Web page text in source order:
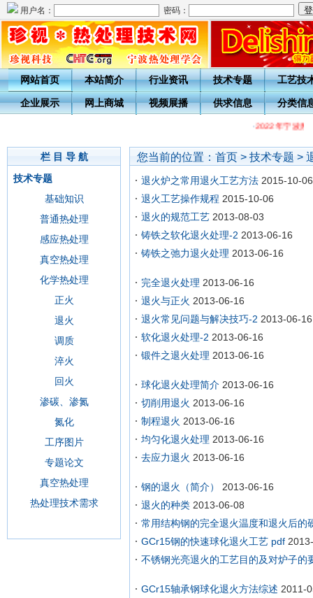
用户名： 密码：
网站首页 本站简介 行业资讯 技术专题 工艺技
企业展示 网上商城 视频展播 供求信息 分类信
·2022年宁波热
栏 目 导 航
技术专题
基础知识
普通热处理
感应热处理
真空热处理
化学热处理
正火
退火
调质
淬火
回火
渗碳、渗氮
氮化
工序图片
专题论文
真空热处理
热处理技术需求
您当前的位置： 首页 > 技术专题 >
退火炉之常用退火工艺方法 2015-10-06
退火工艺操作规程 2015-10-06
退火的规范工艺 2013-08-03
铸铁之软化退火处理-2 2013-06-16
铸铁之弛力退火处理 2013-06-16
完全退火处理 2013-06-16
退火与正火 2013-06-16
退火常见问题与解决技巧-2 2013-06-16
软化退火处理-2 2013-06-16
锻件之退火处理 2013-06-16
球化退火处理简介 2013-06-16
切削用退火 2013-06-16
制程退火 2013-06-16
均匀化退火处理 2013-06-16
去应力退火 2013-06-16
钢的退火（简介）
2013-06-16
退火的种类 2013-06-08
常用结构钢的完全退火温度和退火后的
GCr15钢的快速球化退火工艺 pdf
不锈钢光亮退火的工艺目的及对炉子的
GCr15轴承钢球化退火方法综述 2011-